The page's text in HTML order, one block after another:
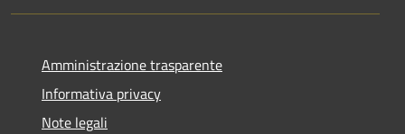
Amministrazione trasparente
Informativa privacy
Note legali